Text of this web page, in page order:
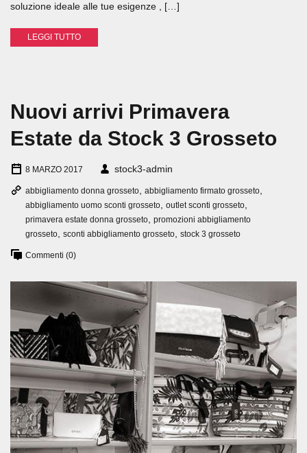
soluzione ideale alle tue esigenze , […]
LEGGI TUTTO
Nuovi arrivi Primavera
Estate da Stock 3 Grosseto
8 MARZO 2017 stock3-admin
abbigliamento donna grosseto, abbigliamento firmato grosseto,
abbigliamento uomo sconti grosseto, outlet sconti grosseto,
primavera estate donna grosseto, promozioni abbigliamento
grosseto, sconti abbigliamento grosseto, stock 3 grosseto
Commenti (0)